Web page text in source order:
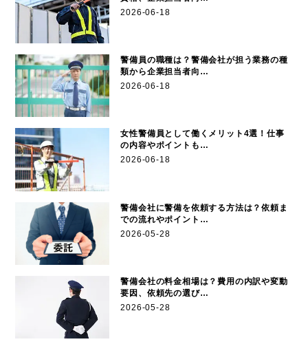
2026-06-18
警備員の職種は？警備会社が担う業務の種
類から企業担当者向…
2026-06-18
女性警備員として働くメリット4選！仕事
の内容やポイントも…
2026-06-18
警備会社に警備を依頼する方法は？依頼ま
での流れやポイント…
2026-05-28
警備会社の料金相場は？費用の内訳や変動
要因、依頼先の選び…
2026-05-28